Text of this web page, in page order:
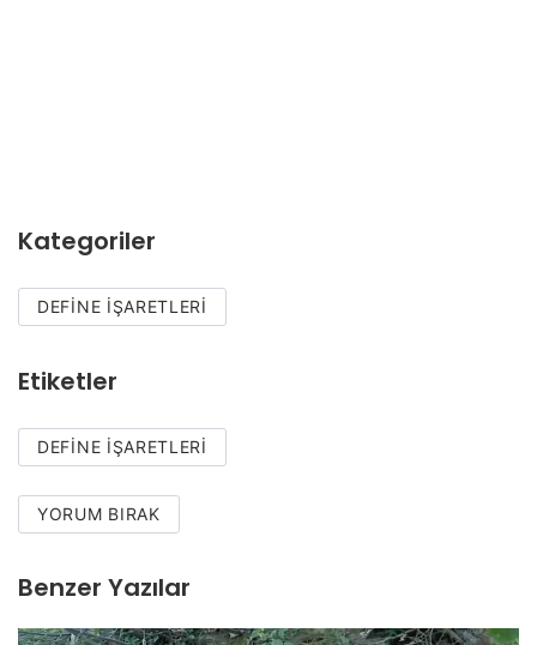
Kategoriler
DEFINE İŞARETLERI
Etiketler
DEFINE IŞARETLERI
YORUM BIRAK
Benzer Yazılar